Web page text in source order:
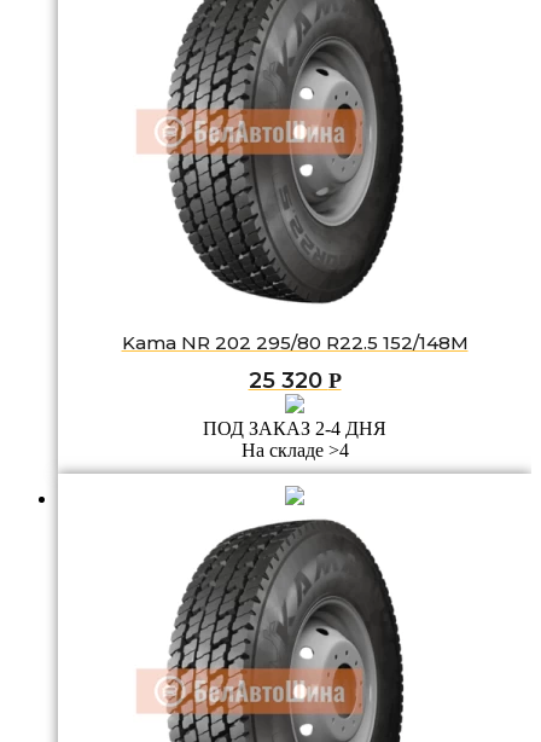
Kama NR 202 295/80 R22.5 152/148M
25 320 Р
ПОД ЗАКАЗ 2-4 ДНЯ
На складе >4